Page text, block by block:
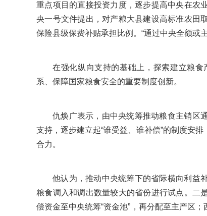
重点项目的直接投资力度，逐步提高中央在农
央一号文件提出，对产粮大县建设高标准农田
保险县级保费补贴承担比例。“通过中央全额或
在强化纵向支持的基础上，探索建立粮
系、保障国家粮食安全的重要制度创新。
仇焕广表示，由中央统筹推动粮食主销区
支持，逐步建立起“谁受益、谁补偿”的制度安
合力。
他认为，推动中央统筹下的省际横向利益
粮食调入和调出数量较大的省份进行试点。二
偿资金至中央统筹“资金池”，再分配至主产区